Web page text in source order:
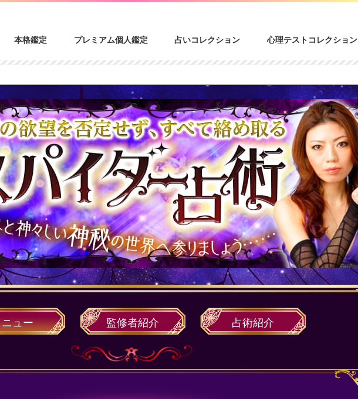
本格鑑定 プレミアム個人鑑定 占いコレクション 心理テストコレクション
ュー 監修者紹介 占術紹介